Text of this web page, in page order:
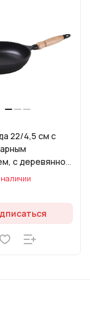
22/4,5 см с
с деревянной
наличии